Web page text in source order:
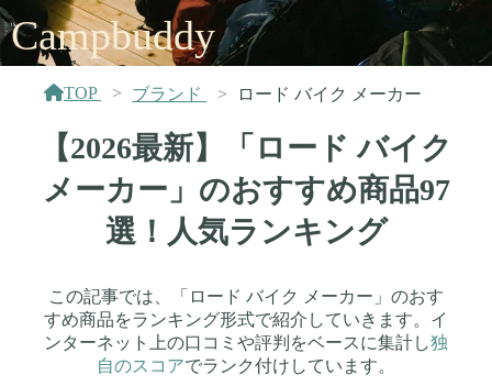
Campbuddy
TOP ブランド ロード バイク メーカー
【2026最新】「ロード バイク
メーカー」のおすすめ商品97
選！人気ランキング
この記事では、「ロード バイク メーカー」のおす
すめ商品をランキング形式で紹介していきます。イ
ンターネット上の口コミや評判をベースに集計し独
自のスコアでランク付けしています。